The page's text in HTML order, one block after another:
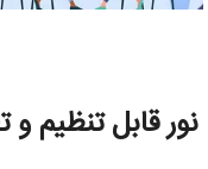
نور قابل تنظیم